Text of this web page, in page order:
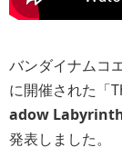
バンダイナムコ
に開催された「
adow Labyrinth
発表しました。